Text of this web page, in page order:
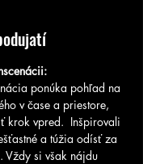
ponúka pohľad na
v čase a priestore,
krok vpred.  Inšpirovali
a túžia odísť za
Vždy si však nájdu